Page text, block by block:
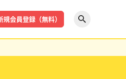
規会員登録（無料）